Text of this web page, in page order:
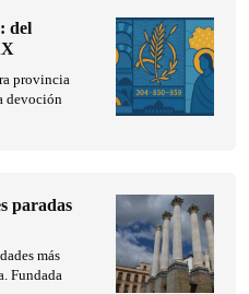
del
provincia
devoción
paradas
más
Fundada